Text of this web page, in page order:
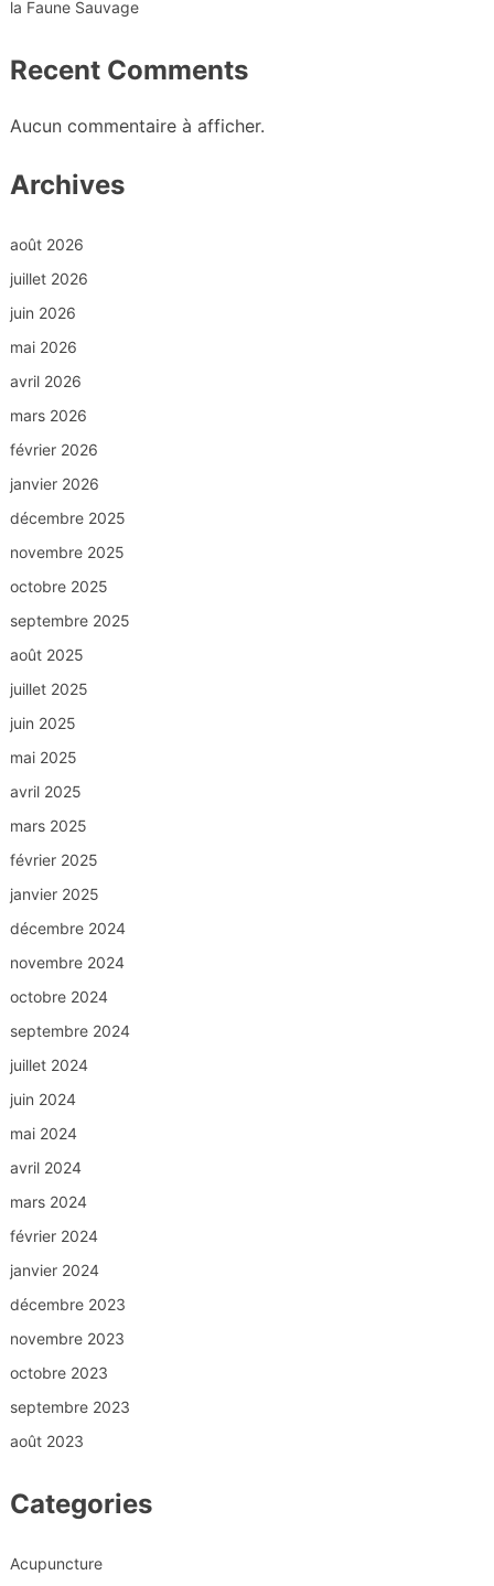
la Faune Sauvage
Recent Comments
Aucun commentaire à afficher.
Archives
août 2026
juillet 2026
juin 2026
mai 2026
avril 2026
mars 2026
février 2026
janvier 2026
décembre 2025
novembre 2025
octobre 2025
septembre 2025
août 2025
juillet 2025
juin 2025
mai 2025
avril 2025
mars 2025
février 2025
janvier 2025
décembre 2024
novembre 2024
octobre 2024
septembre 2024
juillet 2024
juin 2024
mai 2024
avril 2024
mars 2024
février 2024
janvier 2024
décembre 2023
novembre 2023
octobre 2023
septembre 2023
août 2023
Categories
Acupuncture